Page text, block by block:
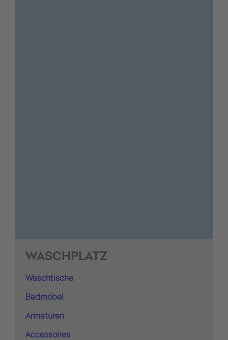
WASCHPLATZ
Waschtische
Badmöbel
Armaturen
Accessoires